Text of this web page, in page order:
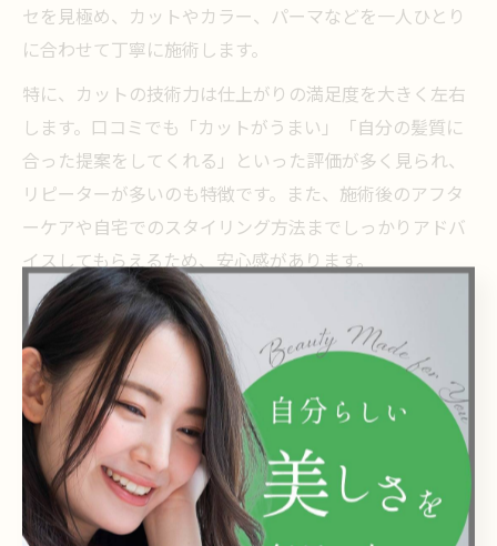
セを見極め、カットやカラー、パーマなどを一人ひとり
に合わせて丁寧に施術します。
特に、カットの技術力は仕上がりの満足度を大きく左右
します。口コミでも「カットがうまい」「自分の髪質に
合った提案をしてくれる」といった評価が多く見られ、
リピーターが多いのも特徴です。また、施術後のアフタ
ーケアや自宅でのスタイリング方法までしっかりアドバ
イスしてもらえるため、安心感があります。
プロによる施術を受けることで、理想のスタイルを長く
キープできるだけでなく、毎日のヘアセットも簡単にな
る点が魅力です。満足度の高い美容室選びのためには、
技術力やサービス内容、口コミなどを参考にするのがお
すすめです。
美容室のカウンセリングが美髪に導く理由